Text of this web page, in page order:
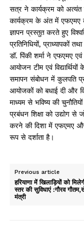
सत्र ने कार्यक्रम को अत्यंत
कार्यक्रम के अंत में एफएमए
ज्ञापन प्रस्तुत करते हुए
प्रतिनिधियों, प्राध्यापकों
डॉ. पिंकी शर्मा ने एफएमए
आयोजन टीम एवं
समापन संबोधन में कुलपति
आयोजकों को बधाई दी और
माध्यम से भविष्य की
प्रबंधन शिक्षा को उद्योग से
करने की दिशा में एफएमए
रूप से दर्शाता है।
Previous article
हरियाणा में खिलाड़ियों को
स्तर की सुविधाएं :गौरव
मंत्री